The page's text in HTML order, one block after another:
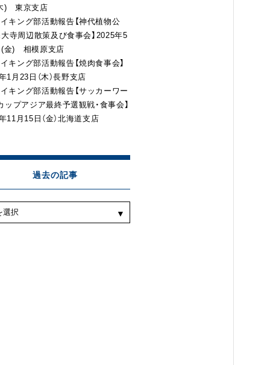
) 東京支店
キング部活動報告【神代植物公
大寺周辺散策及び食事会】2025年5
(金) 相模原支店
キング部活動報告【焼肉食事会】
1月23日（木）長野支店
キング部活動報告【サッカーワー
ップアジア最終予選観戦・食事会】
11月15日（金）北海道支店
過去の記事